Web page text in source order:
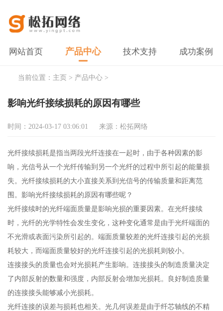
网站首页 产品中心 技术支持 成功案例
当前位置： 主页> 产品中心>
影响光纤接续损耗的原因有哪些
时间：2024-03-17 03:06:01 来源：松拓网络
光纤接续损耗是指当两段光纤连接在一起时，由于各种因素的影
响，光信号从一个光纤传输到另一个光纤的过程中所引起的能量损
失。光纤接续损耗的大小直接关系到光信号的传输质量和距离范
围。影响光纤接续损耗的原因有哪些呢？
光纤接续时的光纤端面质量是影响光损的重要因素。在光纤接续
时，光纤的光学特性会发生变化，这种变化通常是由于光纤端面的
不光滑或表面污染所引起的。端面质量较差的光纤连接引起的光损
耗较大，而端面质量较好的光纤连接引起的光损耗则较小。
连接接头的质量也会对光损耗产生影响。连接接头的制造质量决定
了内部反射的数量和强度，内部反射会增加光损耗。良好制造质量
的连接接头能够减小光损耗。
光纤连接的误差与损耗也相关。光几何误差是由于纤芯轴线的不精